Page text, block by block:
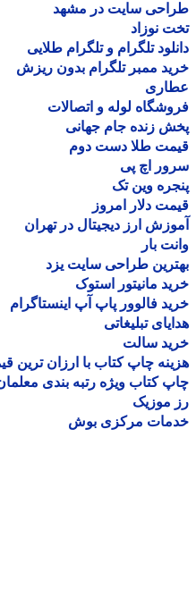
سایت در مشهد
نوزاد
تلگرام و تلگرام طلایی
ممبر تلگرام بدون ریزش
لوله و اتصالات
زنده جام جهانی
طلا دست دوم
اچ پی
وین تک
دلار امروز
ارز دیجیتال در تهران
بار
طراحی سایت یزد
مانیتور استوک
فالوور پاپ آپ اینستاگرام
تبلیغاتی
سالت
چاپ کتاب با ارزان ترین قیمت
کتاب ویژه رتبه بندی معلمان
موزیک
مرکزی بوش